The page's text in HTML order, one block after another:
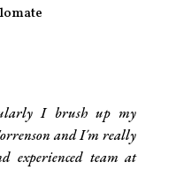
I brush up my
and I´m really
experienced team at